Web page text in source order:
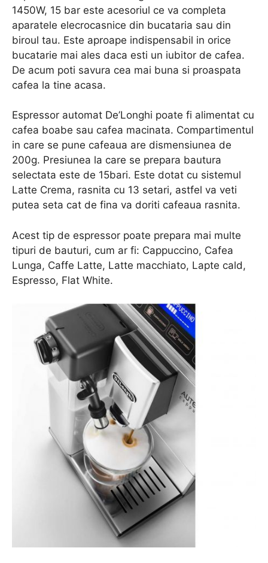
1450W, 15 bar este acesoriul ce va completa
aparatele elecrocasnice din bucataria sau din
biroul tau. Este aproape indispensabil in orice
bucatarie mai ales daca esti un iubitor de cafea.
De acum poti savura cea mai buna si proaspata
cafea la tine acasa.
Espressor automat De’Longhi poate fi alimentat cu
cafea boabe sau cafea macinata. Compartimentul
in care se pune cafeaua are dismensiunea de
200g. Presiunea la care se prepara bautura
selectata este de 15bari. Este dotat cu sistemul
Latte Crema, rasnita cu 13 setari, astfel va veti
putea seta cat de fina va doriti cafeaua rasnita.
Acest tip de espressor poate prepara mai multe
tipuri de bauturi, cum ar fi: Cappuccino, Cafea
Lunga, Caffe Latte, Latte macchiato, Lapte cald,
Espresso, Flat White.